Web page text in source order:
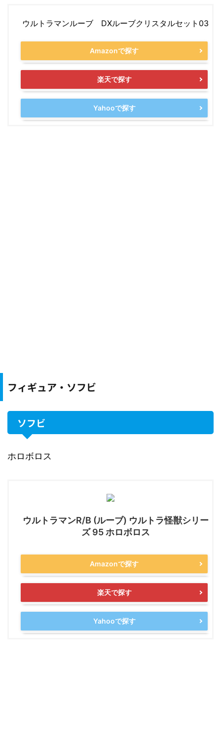
ウルトラマンルーブ DXルーブクリスタルセット03
Amazonで探す
楽天で探す
Yahooで探す
フィギュア・ソフビ
ソフビ
ホロボロス
ウルトラマンR/B (ルーブ) ウルトラ怪獣シリー
ズ 95 ホロボロス
Amazonで探す
楽天で探す
Yahooで探す